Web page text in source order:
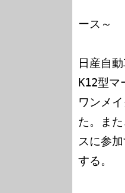
ース～
日産自
K12型マ
ワンメ
た。ま
スに参
する。